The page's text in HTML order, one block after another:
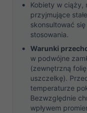
Kobiety w ciąży,
przyjmujące
skonsultować
stosowania.
Warunki
w podwójne
(zewnętrzną
uszczelkę).
temperaturze
Bezwzględnie
wpływem